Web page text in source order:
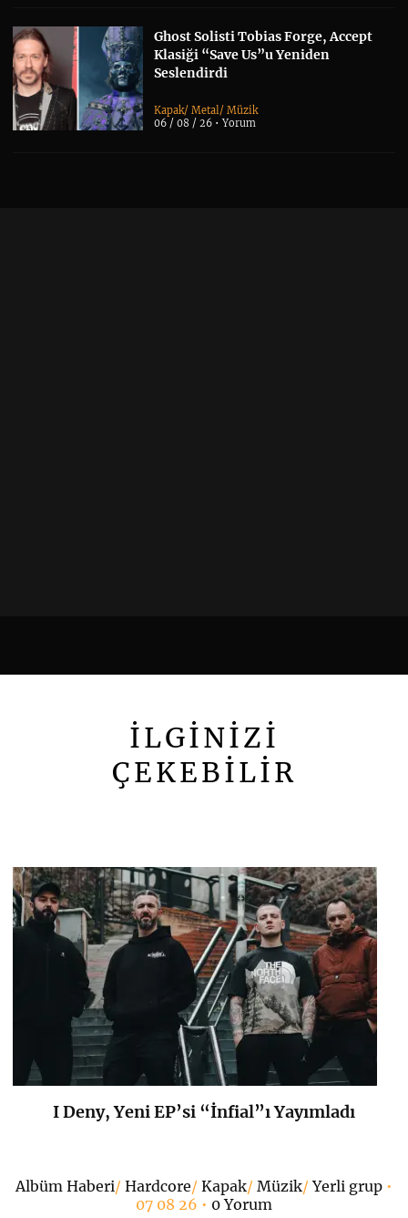
Ghost Solisti Tobias Forge, Accept
Klasiği “Save Us”u Yeniden
Seslendirdi
Kapak/Metal /Müzik
06 / 08 / 26 •Yorum
İLGİNİZİ
ÇEKEBİLİR
K+
I Deny, Yeni EP’si “İnfial”ı Yayımladı
Albüm Haberi/ Hardcore/ Kapak/ Müzik/Yerli grup•
07 08 26 • 0 Yorum